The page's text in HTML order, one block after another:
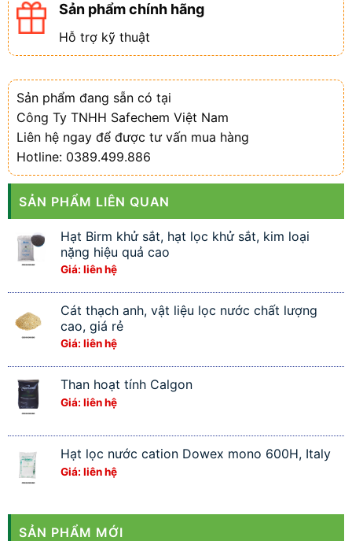
Sản phẩm chính hãng
Hỗ trợ kỹ thuật
Sản phẩm đang sẵn có tại
Công Ty TNHH Safechem Việt Nam
Liên hệ ngay để được tư vấn mua hàng
Hotline: 0389.499.886
SẢN PHẨM LIÊN QUAN
Hạt Birm khử sắt, hạt lọc khử sắt, kim loại
nặng hiệu quả cao
Giá: liên hệ
Cát thạch anh, vật liệu lọc nước chất lượng
cao, giá rẻ
Giá: liên hệ
Than hoạt tính Calgon
Giá: liên hệ
Hạt lọc nước cation Dowex mono 600H, Italy
Giá: liên hệ
SẢN PHẨM MỚI